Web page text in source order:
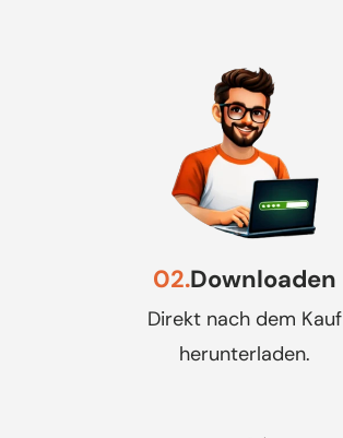
02.Downloaden
Direkt nach dem Kauf
herunterladen.